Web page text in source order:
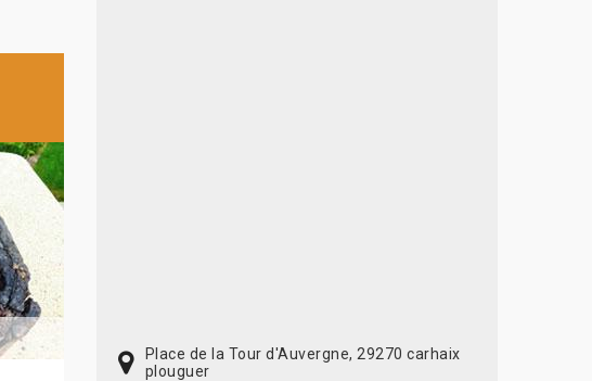
Place de la Tour d'Auvergne, 29270 carhaix
plouguer